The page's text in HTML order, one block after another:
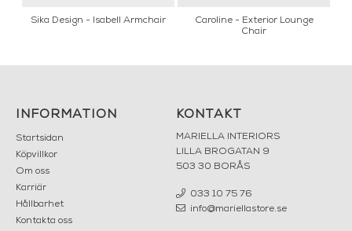
Sika Design - Isabell Armchair
Caroline - Exterior Lounge
Chair
INFORMATION
Startsidan
Köpvillkor
Om oss
Karriär
Hållbarhet
Kontakta oss
KONTAKT
MARIELLA INTERIORS
LILLA BROGATAN 9
503 30 BORÅS
033 10 75 76
info@mariellastore.se